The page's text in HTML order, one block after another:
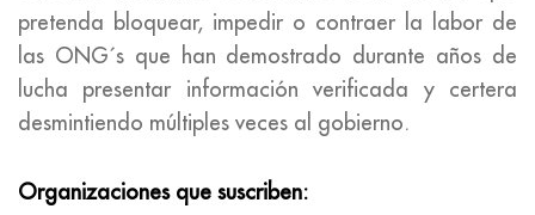
pretenda bloquear, impedir o contraer la labor de
las ONG´s que han demostrado durante años de
lucha presentar información verificada y certera
desmintiendo múltiples veces al gobierno.
Organizaciones que suscriben: